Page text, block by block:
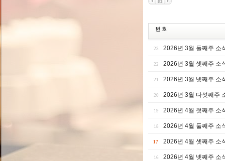
23 2026년 3월 둘째주 소
22 2026년 3월 셋째주 소
21 2026년 3월 넷째주 소
20 2026년 3월 다섯째주
19 2026년 4월 첫째주 소
18 2026년 4월 둘째주 소
17 2026년 4월 셋째주 소
16 2026년 4월 넷째주 소